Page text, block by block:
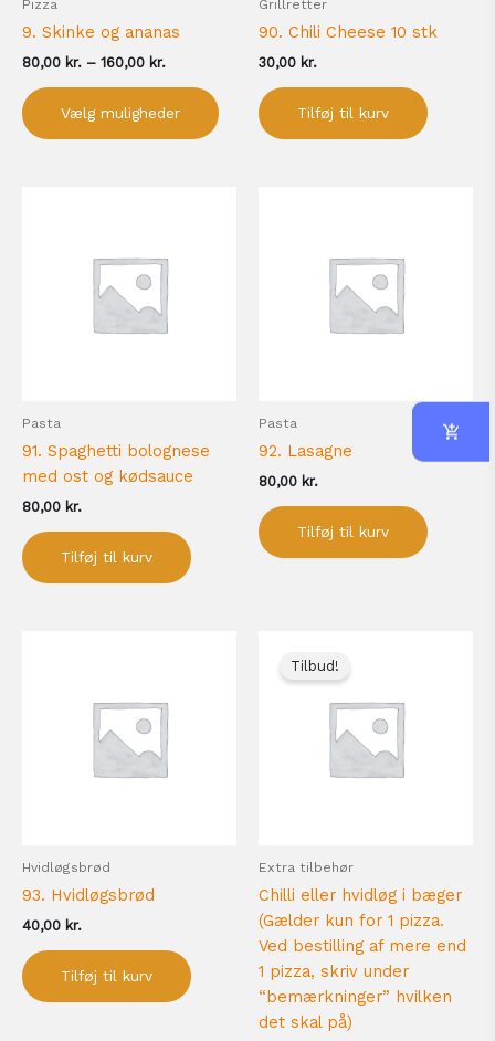
Pizza
9. Skinke og ananas
80,00 kr. – 160,00 kr.
Vælg muligheder
varesidenGrillretter
90. Chili Cheese 10 stk
30,00 kr.
Tilføj til kurv
Pasta
91. Spaghetti bolognese
med ost og kødsauce
80,00 kr.
Tilføj til kurv
Pasta
92. Lasagne
80,00 kr.
Tilføj til kurv
Hvidløgsbrød
93. Hvidløgsbrød
40,00 kr.
Tilføj til kurv
Tilbud!
Extra tilbehør
Chilli eller hvidløg i bæger
(Gælder kun for 1 pizza.
Ved bestilling af mere end
1 pizza, skriv under
“bemærkninger” hvilken
det skal på)
oprindelige
6,00 kr..5,00 kr..